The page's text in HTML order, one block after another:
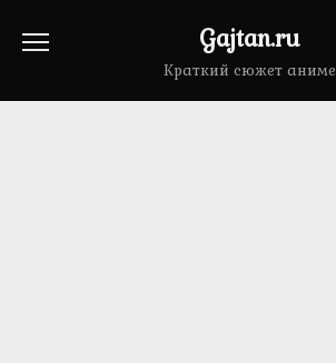
Gajtan.ru
Краткий сюжет аниме